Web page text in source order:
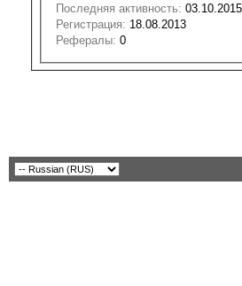
Последняя активность: 03.10.2015
Регистрация: 18.08.2013
Рефералы: 0